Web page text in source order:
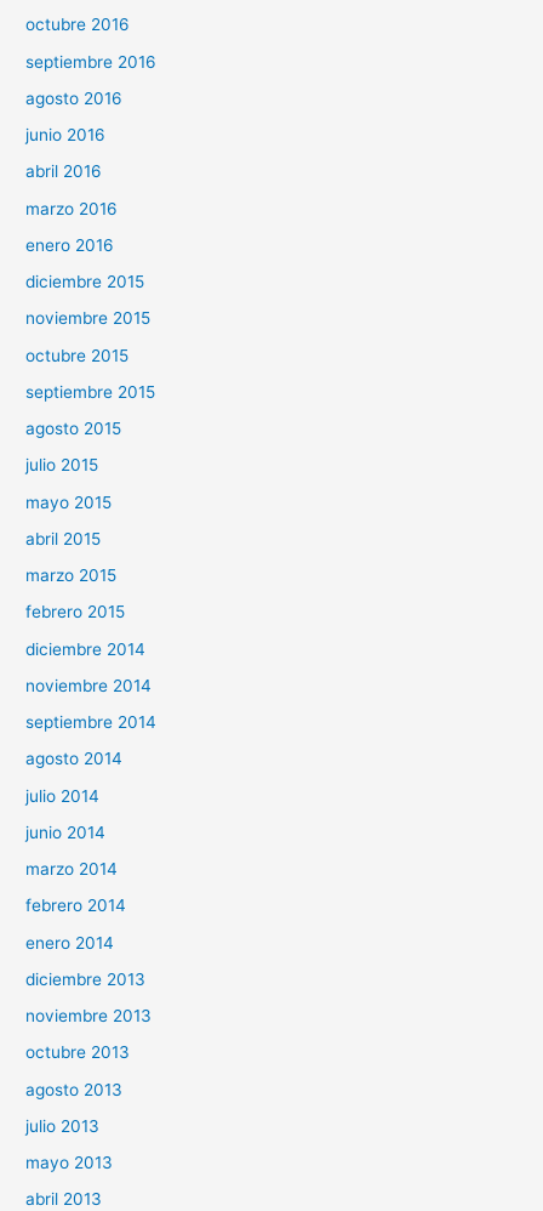
octubre 2016
septiembre 2016
agosto 2016
junio 2016
abril 2016
marzo 2016
enero 2016
diciembre 2015
noviembre 2015
octubre 2015
septiembre 2015
agosto 2015
julio 2015
mayo 2015
abril 2015
marzo 2015
febrero 2015
diciembre 2014
noviembre 2014
septiembre 2014
agosto 2014
julio 2014
junio 2014
marzo 2014
febrero 2014
enero 2014
diciembre 2013
noviembre 2013
octubre 2013
agosto 2013
julio 2013
mayo 2013
abril 2013